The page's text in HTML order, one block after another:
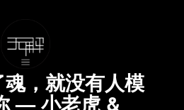
，就没有人模
— 小老虎 &